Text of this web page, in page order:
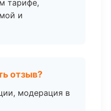
тарифе,
и
отзыв?
модерация в